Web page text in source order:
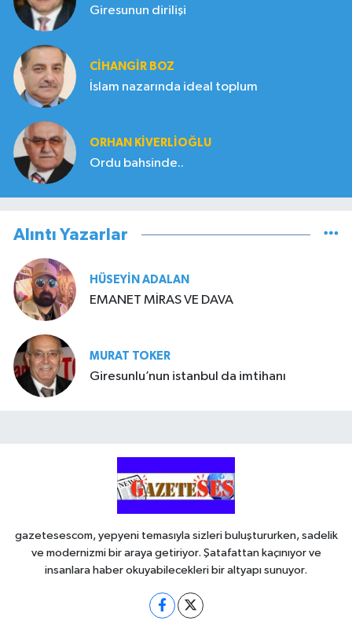
Giresunun dirilişi
CIHANGIR BOZ
İslam nazarında ideal toplum
ORHAN KIVERLIOĞLU
Ordu bahsinde..
Alıntı Yazarlar
HÜSEYIN ADALAN
EMANET MİRAS VE DAVA
MURAT TOKER
Giresunlu’nun istanbul da imtihanı
gazetesescom, yepyeni temasıyla sizleri buluştururken, sadelik
ve modernizmi bir araya getiriyor. Şatafattan kaçınıyor ve
insanlara haber okuyabilecekleri bir altyapı sunuyor.